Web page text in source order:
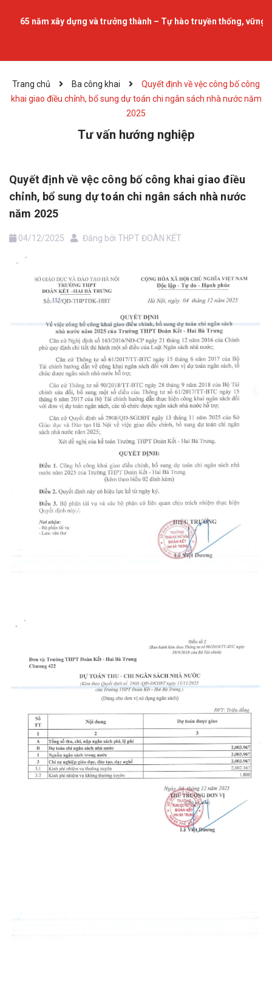
65 năm xây dựng và trưởng thành – Tự hào truyền thống, vững
Trang chủ Ba công khai
Quyết định về vệc công bố công
khai giao điều chỉnh, bổ sung dự toán chi ngân sách nhà nước năm
2025
Tư vấn hướng nghiệp
Quyết định về vệc công bố công khai giao điều
chỉnh, bổ sung dự toán chi ngân sách nhà nước
năm 2025
04/12/2025 Đăng bởi THPT ĐOÀN KẾT